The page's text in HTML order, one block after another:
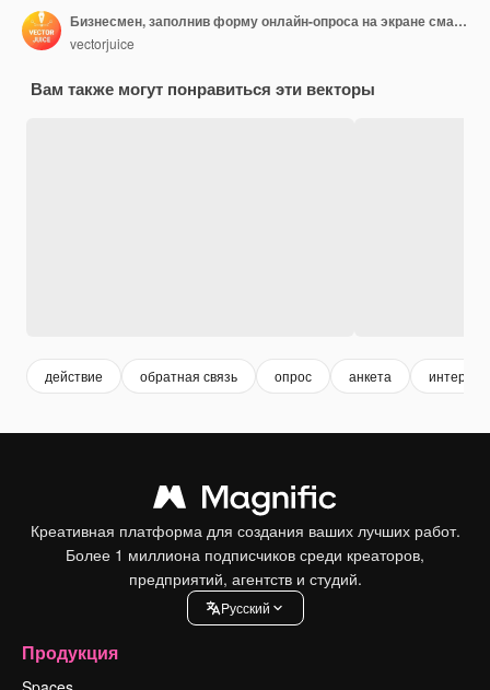
Бизнесмен, заполнив форму онлайн-опроса на экране смартфона. Онлайн-опрос, интернет-анкета, иллюстрация концепции инструмента маркетинговых исследований
vectorjuice
Вам также могут понравиться эти векторы
действие обратная связь опрос анкета
Креативная платформа для создания ваших лучших работ.
Более 1 миллиона подписчиков среди креаторов,
предприятий, агентств и студий.
Pусский
Продукция